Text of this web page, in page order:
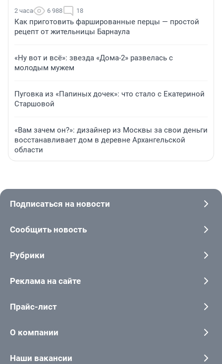
2 часа 6 988 18
Как приготовить фаршированные перцы — простой
рецепт от жительницы Барнаула
«Ну вот и всё»: звезда «Дома-2» развелась с
молодым мужем
Пуговка из «Папиных дочек»: что стало с Екатериной
Старшовой
«Вам зачем он?»: дизайнер из Москвы за свои деньги
восстанавливает дом в деревне Архангельской
области
Подписаться на новости
Сообщить новость
Рубрики
Реклама на сайте
Прайс-лист
О компании
Наши вакансии